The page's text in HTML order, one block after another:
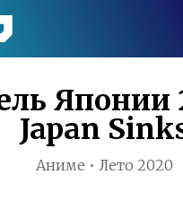
Японии
Japan
Аниме • Лето 2020